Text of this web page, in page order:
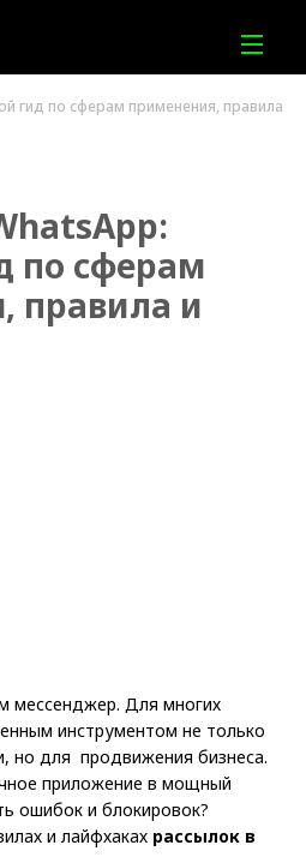
гид по сферам применения, правила
по сферам
правила и
мессенджер. Для многих
инструментом не только
но для продвижения бизнеса.
приложение в мощный
ошибок и блокировок?
и лайфхаках рассылок в